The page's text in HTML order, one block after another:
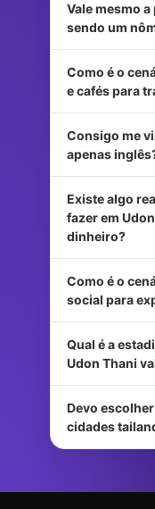
Vale mesmo
sendo um
Como é o
e cafés para
Consigo me
apenas
Existe algo
fazer em
dinheiro?
Como é o
social para
Qual é a
Udon Thani
Devo
cidades